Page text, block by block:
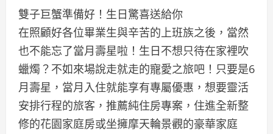
雙子巨蟹準備好！生日驚喜送給你
在照顧好各位畢業生與辛苦的上班族之後，當然
也不能忘了當月壽星啦！生日不想只待在家裡吹
蠟燭？不如來場說走就走的寵愛之旅吧！只要是6
月壽星，當月入住就能享有專屬優惠，想要靈活
安排行程的旅客，推薦純住房專案，住進全新整
修的花園家庭房或坐擁摩天輪景觀的豪華家庭